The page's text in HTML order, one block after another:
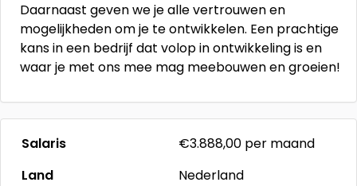
Daarnaast geven we je alle vertrouwen en
mogelijkheden om je te ontwikkelen. Een prachtige
kans in een bedrijf dat volop in ontwikkeling is en
waar je met ons mee mag meebouwen en groeien!
Salaris €3.888,00 per maand
Land
Nederland